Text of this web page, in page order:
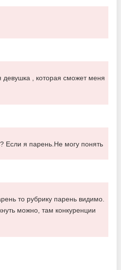
девушка , которая сможет меня
Если я парень.Не могу понять
то рубрику парень видимо.
можно, там конкуренции